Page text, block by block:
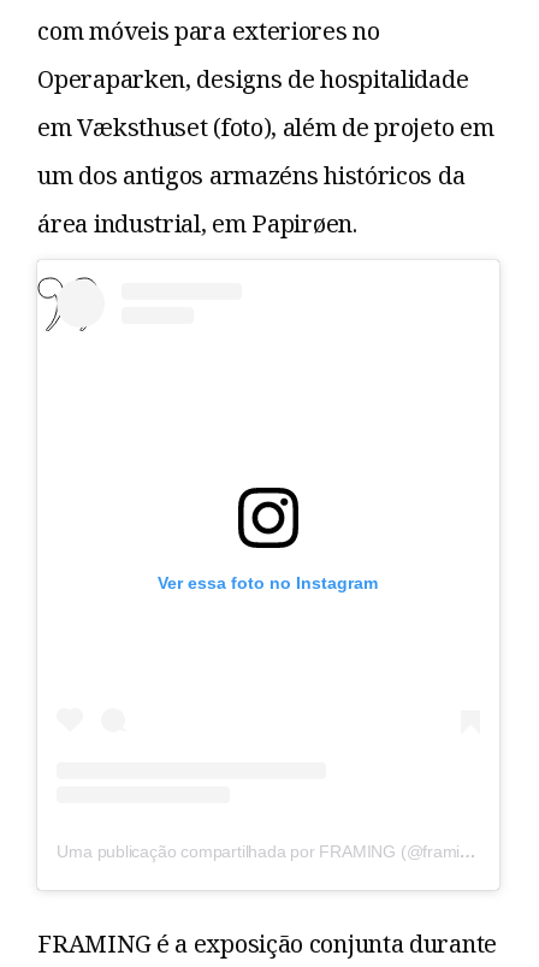
com móveis para exteriores no
Operaparken, designs de hospitalidade
em Væksthuset (foto), além de projeto em
um dos antigos armazéns históricos da
área industrial, em Papirøen.
Ver essa foto no Instagram
Uma publicação compartilhada por FRAMING (@framing.events)
FRAMING é a exposição conjunta durante